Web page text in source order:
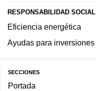
RESPONSABILIDAD SOCIAL
Eficiencia energética
Ayudas para inversiones
SECCIONES
Portada